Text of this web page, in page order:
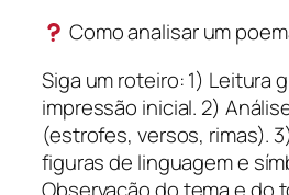
Como analisar um
Siga um roteiro: 1) Leitura
impressão inicial. 2)
(estrofes, versos, rimas).
figuras de linguagem e
Observação do tema e do